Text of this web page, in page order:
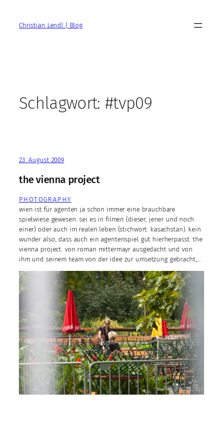
springenChristian Lendl | Blog
Schlagwort: #tvp09
23. August 2009
the vienna project
PHOTOGRAPHY
wien ist für agenten ja schon immer eine brauchbare
spielwiese gewesen. sei es in filmen (dieser, jener und noch
einer) oder auch im realen leben (stichwort: kasachstan). kein
wunder also, dass auch ein agentenspiel gut hierherpasst. the
vienna project. von roman mittermayr ausgedacht und von
ihm und seinem team von der idee zur umsetzung gebracht,…